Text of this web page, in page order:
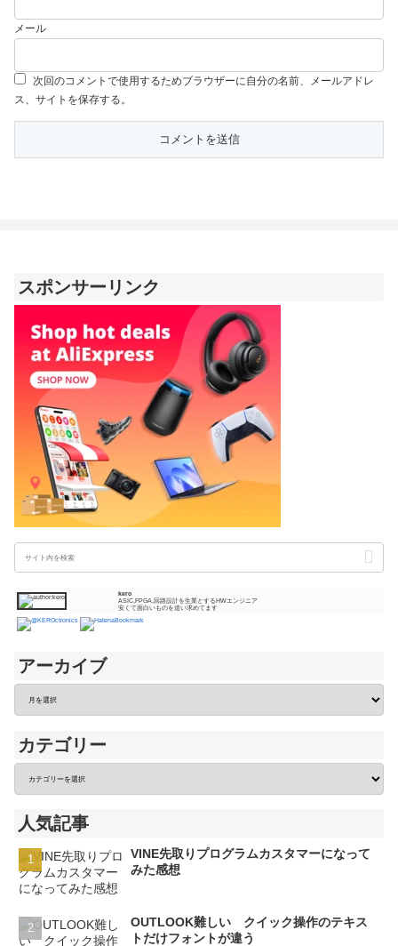
メール
次回のコメントで使用するためブラウザーに自分の名前、メールアドレ
ス、サイトを保存する。
スポンサーリンク
kero
ASIC,FPGA,回路設計を生業とするHWエンジニア
安くて面白いものを追い求めてます
アーカイブ
カテゴリー
人気記事
VINE先取りプログラムカスタマーになって
みた感想
OUTLOOK難しい クイック操作のテキス
トだけフォントが違う